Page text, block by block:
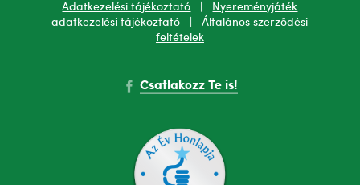
Adatkezelési tájékoztató
Nyereményjáték
adatkezelési tájékoztató |Általános szerződési
feltételek
Csatlakozz Te is!